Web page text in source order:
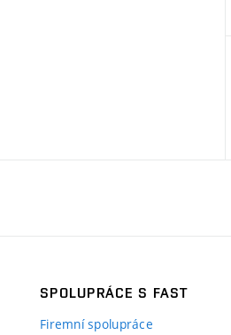
SPOLUPRÁCE S FAST
Firemní spolupráce